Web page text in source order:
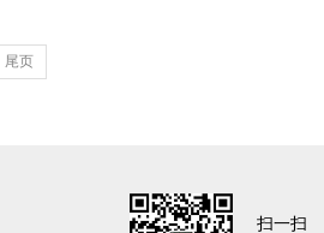
尾页
扫一扫